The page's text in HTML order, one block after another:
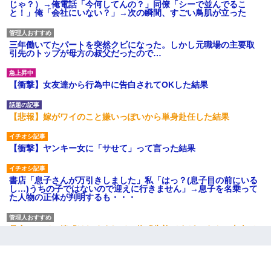
じゃ？）→俺電話「今何してんの？」同僚「シーで並んでるこ
と！」俺「会社にいない？」→次の瞬間、すごい鳥肌が立った
三年働いてたパートを突然クビになった。しかし元職場の主要取
引先のトップが母方の叔父だったので…
【衝撃】女友達から行為中に告白されてOKした結果
【悲報】嫁がワイのこと嫌いっぽいから単身赴任した結果
【衝撃】ヤンキー女に「サせて」って言った結果
書店「息子さんが万引きしました」私「はっ？(息子目の前にいる
し…)うちの子ではないので迎えに行きません」→息子を名乗って
た人物の正体が判明するも・・・
見合いにて。嫁「はじめまして」俺「失礼ですが○○さんご本人で